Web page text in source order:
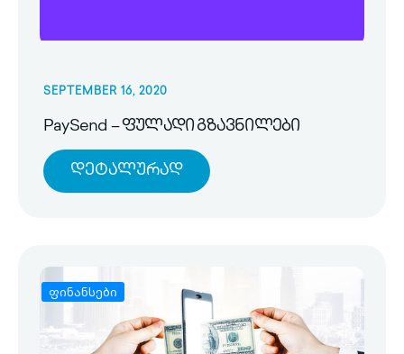
SEPTEMBER 16, 2020
PaySend – ფულადი გზავნილები
Დეტალურად
ფინანსები